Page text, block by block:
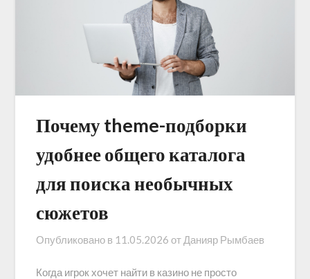
Почему theme-подборки
удобнее общего каталога
для поиска необычных
сюжетов
Опубликовано в 11.05.2026 от Данияр Рымбаев
Когда игрок хочет найти в казино не просто